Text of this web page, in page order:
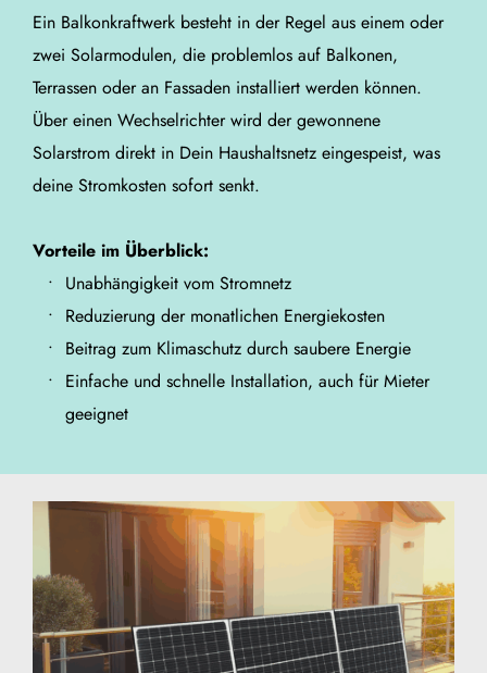
Ein Balkonkraftwerk besteht in der Regel aus einem oder
zwei Solarmodulen, die problemlos auf Balkonen,
Terrassen oder an Fassaden installiert werden können.
Über einen Wechselrichter wird der gewonnene
Solarstrom direkt in Dein Haushaltsnetz eingespeist, was
deine Stromkosten sofort senkt.
Vorteile im Überblick:
Unabhängigkeit vom Stromnetz
Reduzierung der monatlichen Energiekosten
Beitrag zum Klimaschutz durch saubere Energie
Einfache und schnelle Installation, auch für Mieter
geeignet